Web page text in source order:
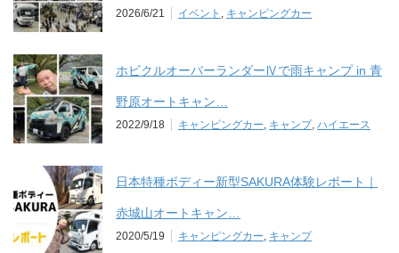
2026/6/21 イベント キャンピングカー
ホビクルオーバーランダーⅣで雨キャンプ in 青
野原オートキャン…
2022/9/18 キャンピングカー キャンプ, ハイエース
日本特種ボディー新型SAKURA体験レポート｜
赤城山オートキャン…
2020/5/19 キャンピングカー キャンプ